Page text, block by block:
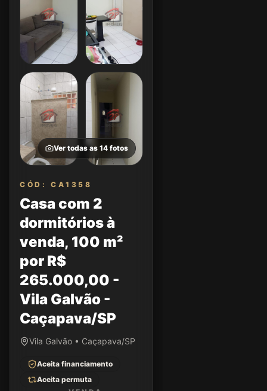
Ver todas as 14 fotos
CÓD: CA1358
Casa com 2
dormitórios à
venda, 100 m²
por R$
265.000,00 -
Vila Galvão -
Caçapava/SP
Vila Galvão • Caçapava/SP
Aceita financiamento
Aceita permuta